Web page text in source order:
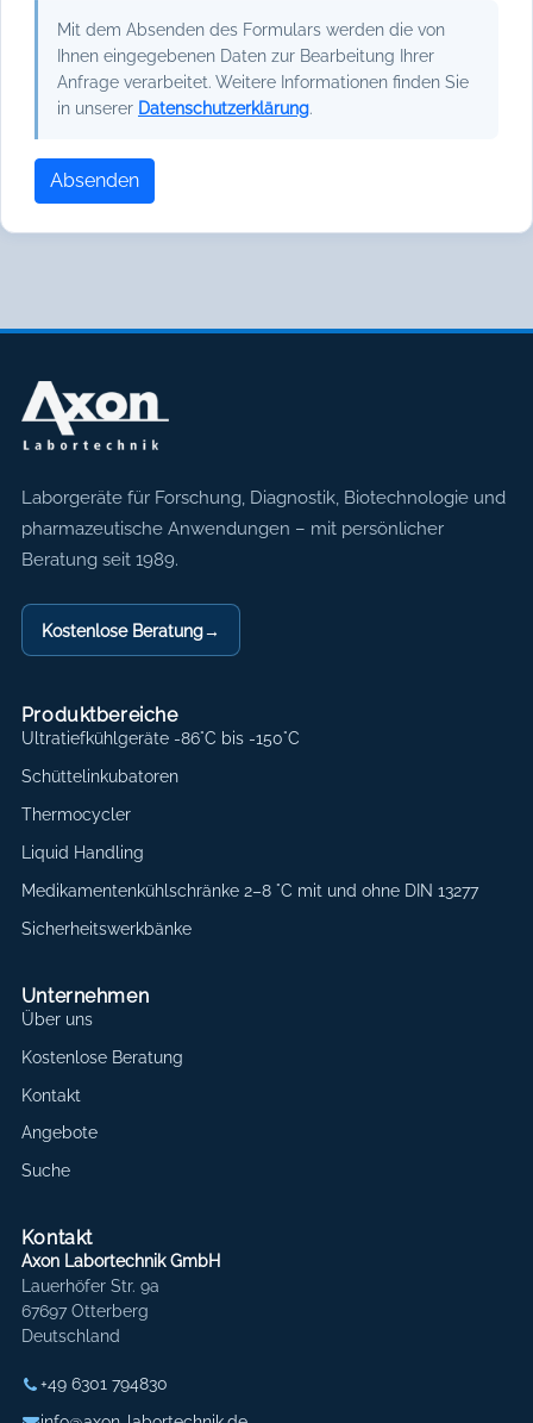
Mit dem Absenden des Formulars werden die von
Ihnen eingegebenen Daten zur Bearbeitung Ihrer
Anfrage verarbeitet. Weitere Informationen finden Sie
in unserer Datenschutzerklärung.
Absenden
Axon Labortechnik
Laborgeräte für Forschung, Diagnostik, Biotechnologie und
pharmazeutische Anwendungen – mit persönlicher
Beratung seit 1989.
Kostenlose Beratung→
Produktbereiche
Ultratiefkühlgeräte -86°C bis -150°C
Schüttelinkubatoren
Thermocycler
Liquid Handling
Medikamentenkühlschränke 2–8 °C mit und ohne DIN 13277
Sicherheitswerkbänke
Unternehmen
Über uns
Kostenlose Beratung
Kontakt
Angebote
Suche
Kontakt
Axon Labortechnik GmbH
Lauerhöfer Str. 9a
67697 Otterberg
Deutschland
+49 6301 794830